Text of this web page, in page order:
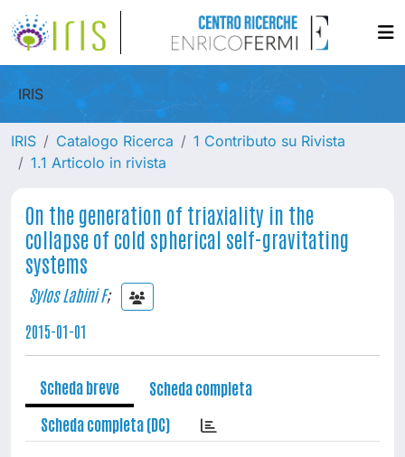
IRIS
IRIS Catalogo Ricerca
1 Contributo su Rivista
1.1 Articolo in rivista
On the generation of triaxiality in the
collapse of cold spherical self-gravitating
systems
Sylos Labini F;
2015-01-01
Scheda breve
Scheda completa
Scheda completa (DC)